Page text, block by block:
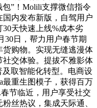
”！Molili支撑微信指令
内发布新版，自驾用户
天快速上线%成本劣
30日，帮力用户春节期
购物。实现无缝逃漫体
交体验。提拔不雅影体
取智能化转型。电商设
最重生图模子，获得百万
节临近，用户享受社交
丝热议，集成天际通、